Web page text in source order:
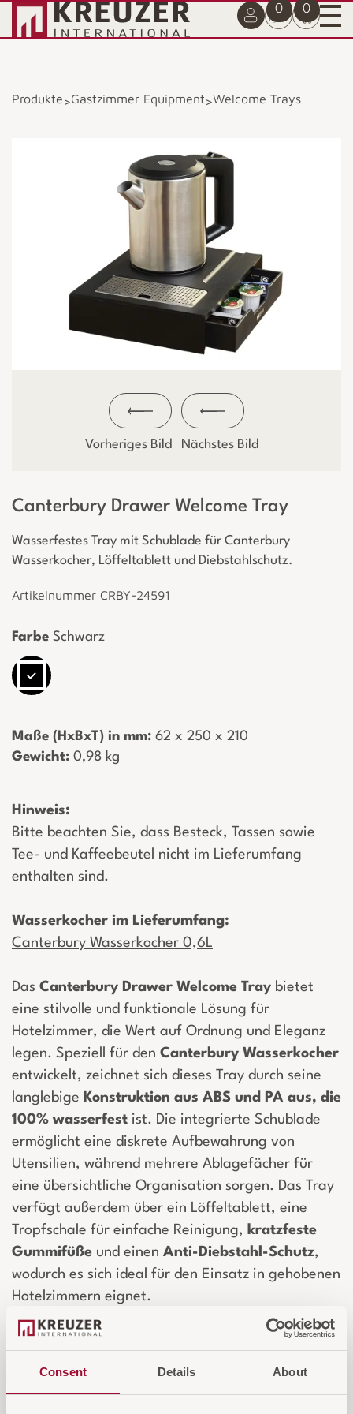
Consent Details About
0 0
Produkte>Gastzimmer Equipment>Welcome Trays
Vorheriges Bild Nächstes Bild
Canterbury Drawer Welcome Tray
Wasserfestes Tray mit Schublade für Canterbury
Wasserkocher, Löffeltablett und Diebstahlschutz.
Artikelnummer CRBY-24591
Farbe Schwarz
Maße (HxBxT) in mm: ­ 62 x 250 x 210
Gewicht: ­ 0,98 kg
Hinweis:
Bitte beachten Sie, dass Besteck, Tassen sowie
Tee- und Kaffeebeutel nicht im Lieferumfang
enthalten sind.
Wasserkocher im Lieferumfang:
Canterbury Wasserkocher 0,6L
Das Canterbury Drawer Welcome Tray bietet
eine stilvolle und funktionale Lösung für
Hotelzimmer, die Wert auf Ordnung und Eleganz
legen. Speziell für den Canterbury Wasserkocher
entwickelt, zeichnet sich dieses Tray durch seine
langlebige Konstruktion aus ABS und PA aus, die
100% wasserfest ist. Die integrierte Schublade
ermöglicht eine diskrete Aufbewahrung von
Utensilien, während mehrere Ablagefächer für
eine übersichtliche Organisation sorgen. Das Tray
verfügt außerdem über ein Löffeltablett, eine
Tropfschale für einfache Reinigung, kratzfeste
Gummifüße und einen Anti-Diebstahl-Schutz,
wodurch es sich ideal für den Einsatz in gehobenen
Hotelzimmern eignet.
Login für Preise und Warenkorb